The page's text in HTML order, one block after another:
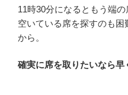
11時30分になるともう端の
空いている席を探すのも
から。
確実に席を取りたいなら早